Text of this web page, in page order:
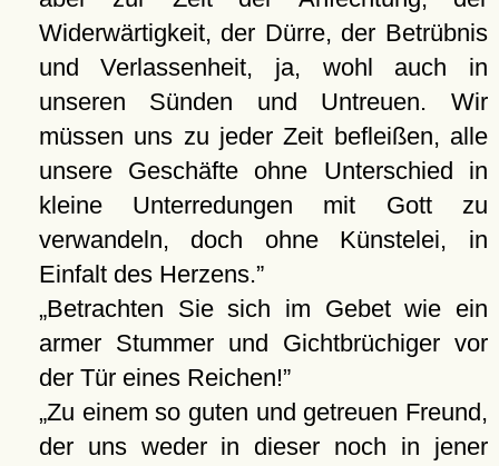
Widerwärtigkeit, der Dürre, der Betrübnis
und Verlassenheit, ja, wohl auch in
unseren Sünden und Untreuen. Wir
müssen uns zu jeder Zeit befleißen, alle
unsere Geschäfte ohne Unterschied in
kleine Unterredungen mit Gott zu
verwandeln, doch ohne Künstelei, in
Einfalt des Herzens.
Betrachten Sie sich im Gebet wie ein
armer Stummer und Gichtbrüchiger vor
der Tür eines Reichen!
Zu einem so guten und getreuen Freund,
der uns weder in dieser noch in jener